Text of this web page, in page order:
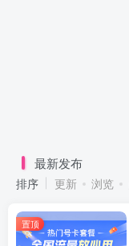
最新发布
排序 更新 浏览
置顶